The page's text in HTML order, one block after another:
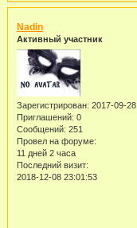
Nadin
Активный участник
Зарегистрирован: 2017-09-28
Приглашений: 0
Сообщений: 251
Провел на форуме:
11 дней 2 часа
Последний визит:
2018-12-08 23:01:53